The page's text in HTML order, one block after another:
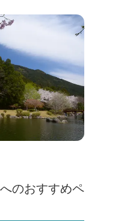
のおすすめペ